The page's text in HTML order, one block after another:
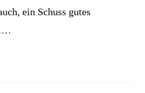
ein Schuss gutes